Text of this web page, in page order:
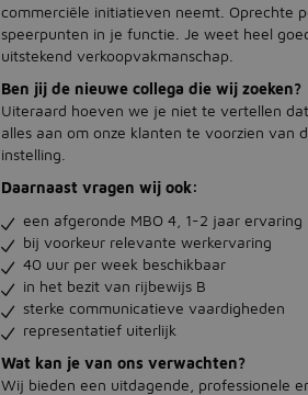
commerciële initiatieven neemt. Oprechte
speerpunten in je functie. Je weet heel
uitstekend verkoopvakmanschap.
Ben jij de nieuwe collega die wij zoeken?
Uiteraard hoeven we je niet te vertellen
alles aan om onze klanten te voorzien van
instelling.
Daarnaast vragen wij ook:
een afgeronde MBO 4, 1-2 jaar ervaring
bij voorkeur relevante werkervaring
40 uur per week beschikbaar
in het bezit van rijbewijs B
sterke communicatieve vaardigheden
representatief uiterlijk
Wat kan je van ons verwachten?
Wij bieden een uitdagende, professionele